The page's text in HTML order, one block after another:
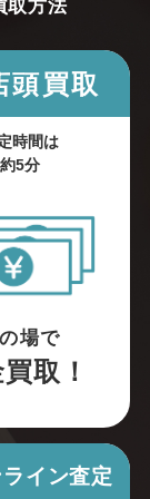
取方法
頭買取
時間は
約5分
場で
取！
イン査定